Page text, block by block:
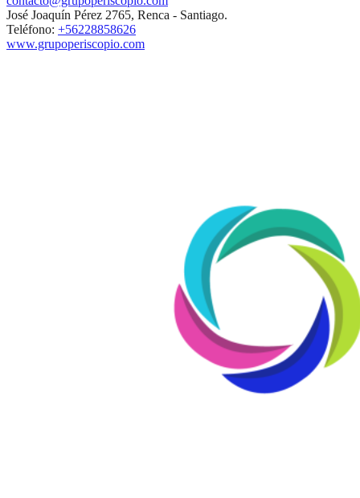
José Joaquín Pérez 2765, Renca - Santiago.
Teléfono: +56228858626
www.grupoperiscopio.com